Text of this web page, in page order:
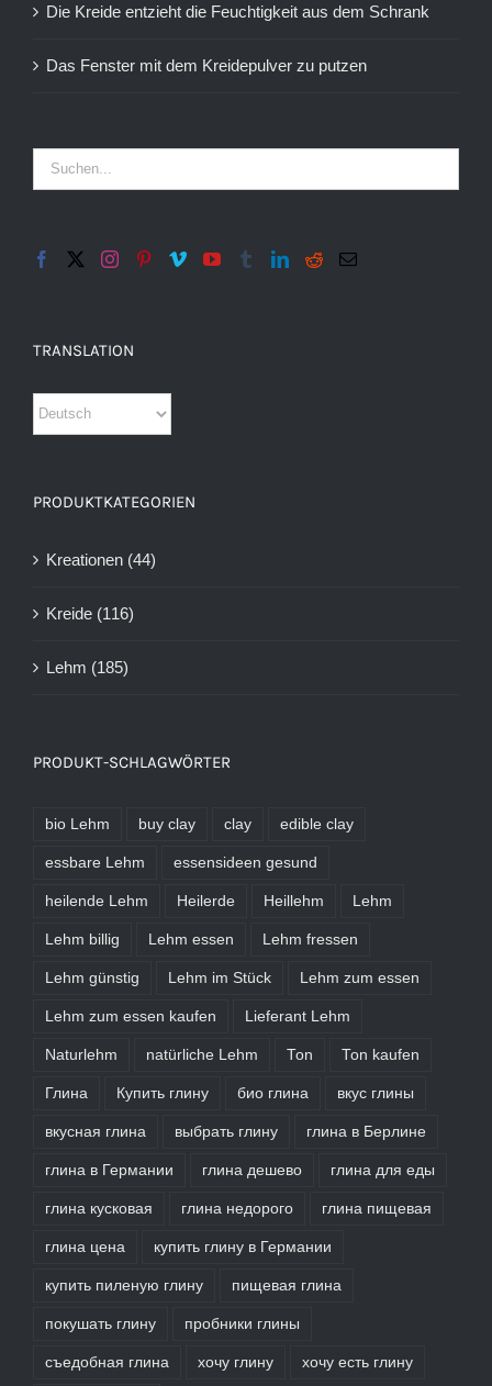
Die Kreide entzieht die Feuchtigkeit aus dem Schrank
Das Fenster mit dem Kreidepulver zu putzen
TRANSLATION
PRODUKTKATEGORIEN
Kreationen (44)
Kreide (116)
Lehm (185)
PRODUKT-SCHLAGWÖRTER
bio Lehm buy clay clay edible clay
essbare Lehm essensideen gesund
heilende Lehm Heilerde Heillehm Lehm
Lehm billig Lehm essen Lehm fressen
Lehm günstig Lehm im Stück Lehm zum essen
Lehm zum essen kaufen Lieferant Lehm
Naturlehm natürliche Lehm Ton Ton kaufen
Глина Купить глину био глина вкус глины
вкусная глина выбрать глину глина в Берлине
глина в Германии глина дешево глина для еды
глина кусковая глина недорого глина пищевая
глина цена купить глину в Германии
купить пиленую глину пищевая глина
покушать глину пробники глины
съедобная глина хочу глину хочу есть глину